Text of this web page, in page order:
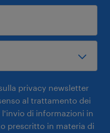
privacy newsletter
al trattamento dei
di informazioni in
prescritto in materia di